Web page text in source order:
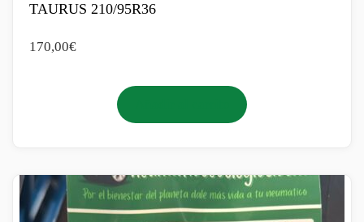
TAURUS 210/95R36
170,00€